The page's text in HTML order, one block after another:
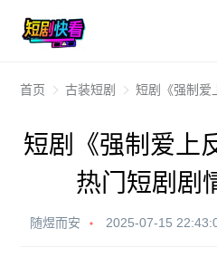
首页 古装短剧 短剧《强制爱上反
短剧《强制爱上
热门短剧剧
随煜而安 2025-07-15